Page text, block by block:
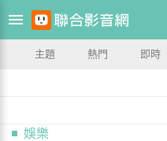
主題 熱門 即時
娛樂